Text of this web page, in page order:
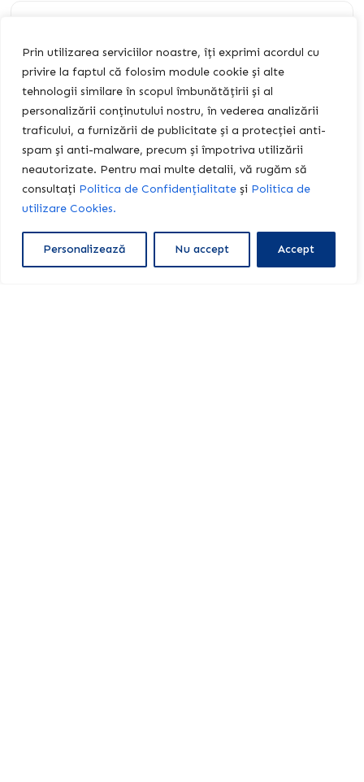
Prin utilizarea serviciilor noastre, îți exprimi acordul cu
privire la faptul că folosim module cookie și alte
tehnologii similare în scopul îmbunătățirii și al
personalizării conținutului nostru, în vederea analizării
traficului, a furnizării de publicitate și a protecției anti-
spam și anti-malware, precum și împotriva utilizării
neautorizate. Pentru mai multe detalii, vă rugăm să
consultați Politica de Confidențialitate și Politica de
utilizare Cookies.
Personalizează Nu accept Accept
CONTABILITATE GENERALĂ, TEST DE EVALUARE
SUMATIV
februarie 25, 2025 academy
Începe testul